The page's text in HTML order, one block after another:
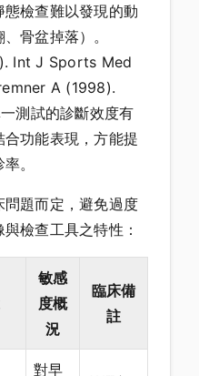
檢查難以發現的動
骨盆掉落）。
Int J Sports Med
A (1998).
測試的診斷效度有
功能表現，方能提
。
題而定，避免過度
檢查工具之特性：
敏感
度概
況
臨床備
註
對早